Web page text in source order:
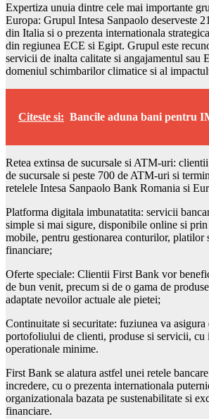
Expertiza unuia dintre cele mai importante
Europa: Grupul Intesa Sanpaolo deserveste
din Italia si o prezenta internationala
din regiunea ECE si Egipt. Grupul este
servicii de inalta calitate si angajamentul sau
domeniul schimbarilor climatice si al
Citeste si: Bancile aduna bani pentru
Retea extinsa de sucursale si ATM-uri:
de sucursale si peste 700 de ATM-uri si
retelele Intesa Sanpaolo Bank Romania si
Platforma digitala imbunatatita: servicii
simple si mai sigure, disponibile online si
mobile, pentru gestionarea conturilor, platilor
financiare;
Oferte speciale: Clientii First Bank vor
de bun venit, precum si de o gama de
adaptate nevoilor actuale ale pietei;
Continuitate si securitate: fuziunea va asigura
portofoliului de clienti, produse si servicii, cu
operationale minime.
First Bank se alatura astfel unei retele
incredere, cu o prezenta internationala
organizationala bazata pe sustenabilitate si
financiare.